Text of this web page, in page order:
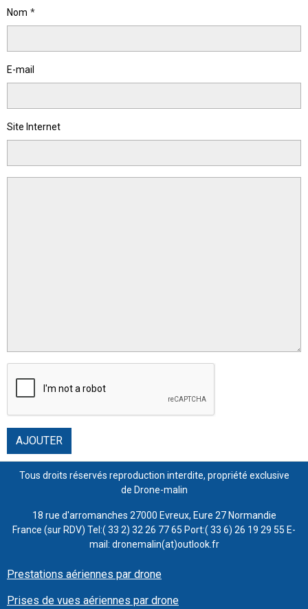
Nom
E-mail
Site Internet
AJOUTER
Tous droits réservés reproduction interdite, propriété exclusive
de Drone-malin
18 rue d'arromanches 27000 Evreux, Eure 27 Normandie
France (sur RDV) Tel:( 33 2) 32 26 77 65 Port:( 33 6) 26 19 29 55 E-
mail: dronemalin(at)outlook.fr
Prestations aériennes par drone
Prises de vues aériennes par drone